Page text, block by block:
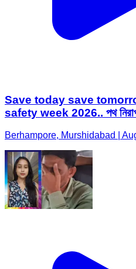
Save today save
safety week 2026.. পথ
Berhampore, Murshidabad |